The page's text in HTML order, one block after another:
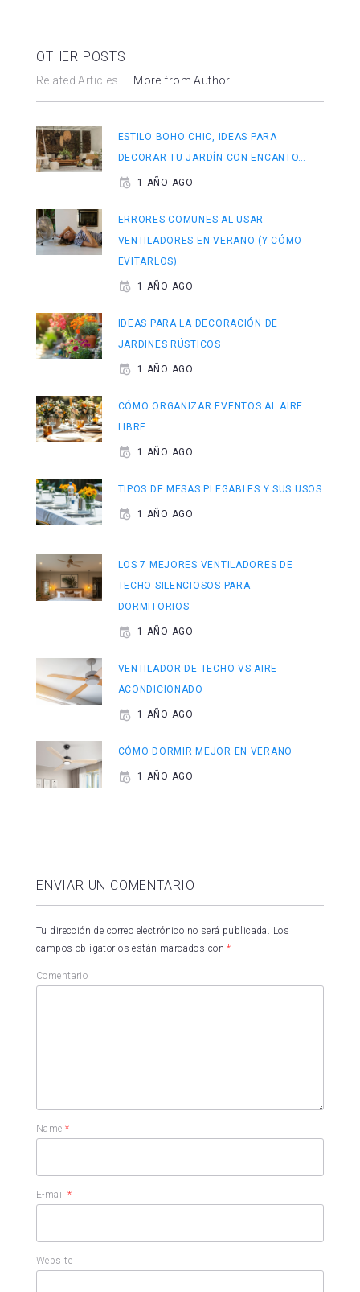
OTHER POSTS
Related Articles More from Author
ESTILO BOHO CHIC, IDEAS PARA
DECORAR TU JARDÍN CON ENCANTO…
1 AÑO AGO
ERRORES COMUNES AL USAR
VENTILADORES EN VERANO (Y CÓMO
EVITARLOS)
1 AÑO AGO
IDEAS PARA LA DECORACIÓN DE
JARDINES RÚSTICOS
1 AÑO AGO
CÓMO ORGANIZAR EVENTOS AL AIRE
LIBRE
1 AÑO AGO
TIPOS DE MESAS PLEGABLES Y SUS USOS
1 AÑO AGO
LOS 7 MEJORES VENTILADORES DE
TECHO SILENCIOSOS PARA
DORMITORIOS
1 AÑO AGO
VENTILADOR DE TECHO VS AIRE
ACONDICIONADO
1 AÑO AGO
CÓMO DORMIR MEJOR EN VERANO
1 AÑO AGO
ENVIAR UN COMENTARIO
Tu dirección de correo electrónico no será publicada.
Los
campos obligatorios están marcados con*
Comentario
Name*
E-mail *
Website